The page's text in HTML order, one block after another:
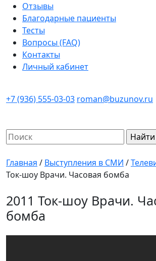
Отзывы
Благодарные пациенты
Тесты
Вопросы (FAQ)
Контакты
Личный кабинет
+7 (936) 555-03-03 roman@buzunov.ru
Найти:
Главная / Выступления в СМИ /
Ток-шоу Врачи. Часовая бомба
2011 Ток-шоу Врачи.
бомба